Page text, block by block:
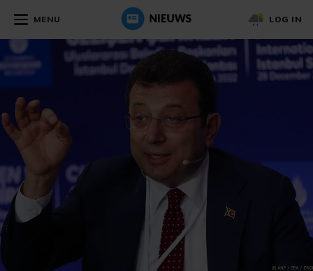
MENU LOG IN